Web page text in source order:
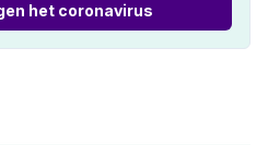
het coronavirus